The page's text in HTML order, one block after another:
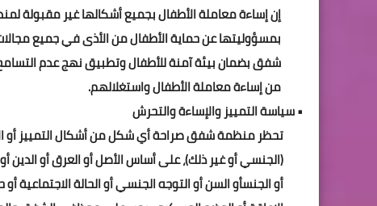
إن إساءة معاملة الأطفال بجميع أشكالها غير مقبولة
بمسؤوليتها عن حماية الأطفال من الأذى في جميع
شفق بضمان بيئة آمنة للأطفال وتطبيق نهج عدم
من إساءة معاملة الأطفال واستغلالهم.
• سياسة التمييز والإساءة والتحرش
تحظر منظمة شفق صراحة أي شكل من أشكال التمييز أو
(الجنسي أو غير ذلك)، على أساس الأصل أو العرق أو الدين
أو الجنسأو السن أو التوجه الجنسي أو الحالة الاجتماعية أو